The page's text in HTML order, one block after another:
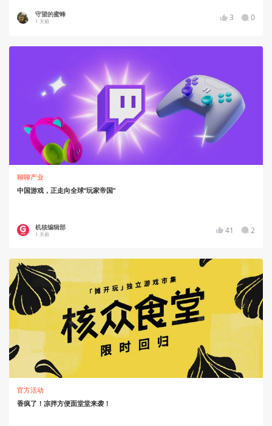
守望的蜜蜂
1 天前 3 0
聊聊产业
中国游戏，正走向全球“玩家帝国”
机核编辑部
1 天前 41 2
官方活动
香疯了！凉拌方便面堂堂来袭！